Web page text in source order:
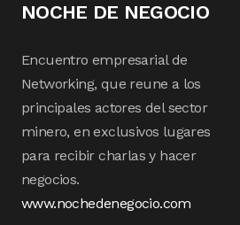
NOCHE DE NEGOCIO
Encuentro empresarial de
Networking, que reune a los
principales actores del sector
minero, en exclusivos lugares
para recibir charlas y hacer
negocios.
www.nochedenegocio.com